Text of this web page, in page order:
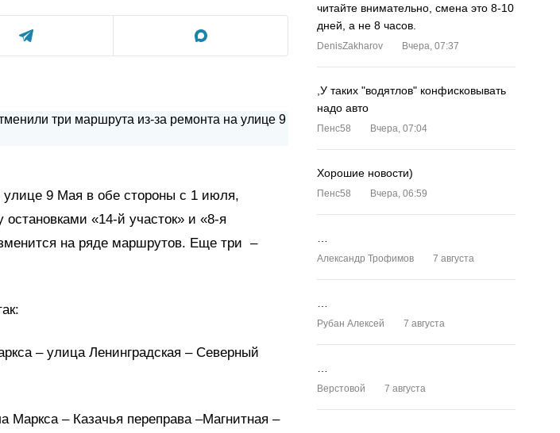
улице 9 Мая в обе стороны с 1 июля,
«14-й участок» и «8-я
на ряде маршрутов. Еще три –
– улица Ленинградская – Северный
Маркса – Казачья переправа –Магнитная –
читайте внимательно, смена это 8-10
дней, а не 8 часов.
DenisZakharov Вчера, 07:37
,У таких "водятлов" конфисковывать
надо авто
Пенс58 Вчера, 07:04
Хорошие новости)
Пенс58 Вчера, 06:59
Александр Трофимов 7 августа
Рубан Алексей 7 августа
Верстовой 7 августа